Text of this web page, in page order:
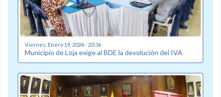
Viernes, Enero 19, 2024 - 20:36
Municipio de Loja exige al BDE la devolución del IVA